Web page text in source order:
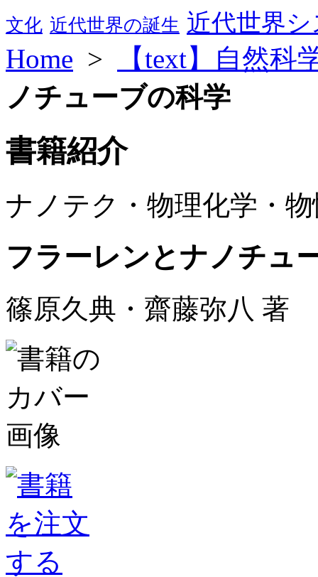
文化 近代世界の誕生 近代世界
Home >
【text】自然科
ノチューブの科学
書籍紹介
ナノテク・物理化学・
フラーレンとナノチュ
篠原久典・齋藤弥八 著